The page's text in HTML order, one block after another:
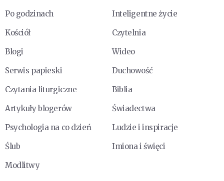
Po godzinach
Inteligentne życie
Kościół
Czytelnia
Blogi
Wideo
Serwis papieski
Duchowość
Czytania liturgiczne
Biblia
Artykuły blogerów
Świadectwa
Psychologia na co dzień
Ludzie i inspiracje
Ślub
Imiona i święci
Modlitwy